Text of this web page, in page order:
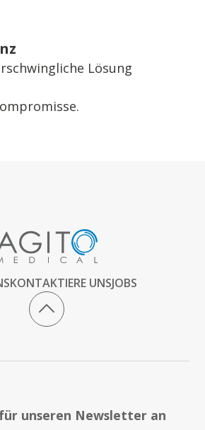
Lösung
KONTAKTIERE UNSJOBS
unseren Newsletter an